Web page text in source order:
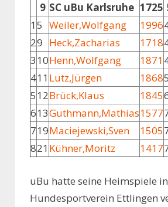
9 SC uBu Karlsruhe 1725
15 Weiler,Wolfgang 1996
29 Heck,Zacharias 1718
310Henn,Wolfgang 1871
411 Lutz,Jürgen 1868
512Brück,Klaus 1845
613Guthmann,Mathias1577
719Maciejewski,Sven 1505
821 Kühner,Moritz 1417
uBu hatte seine Heimspiele
Hundesportverein Ettlingen